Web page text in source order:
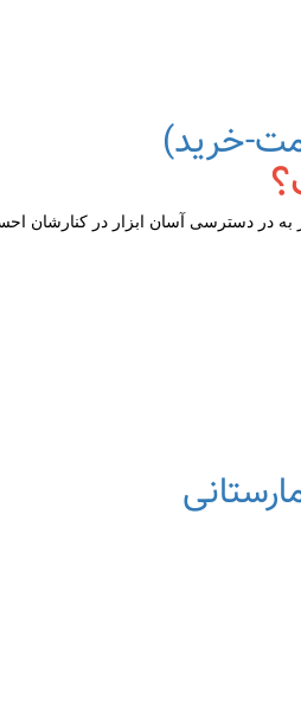
در دسترسی آسان ابزار در کنارشان